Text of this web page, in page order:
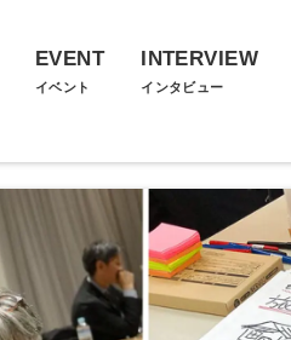
EVENT
イベント
INTERVIEW
インタビュー